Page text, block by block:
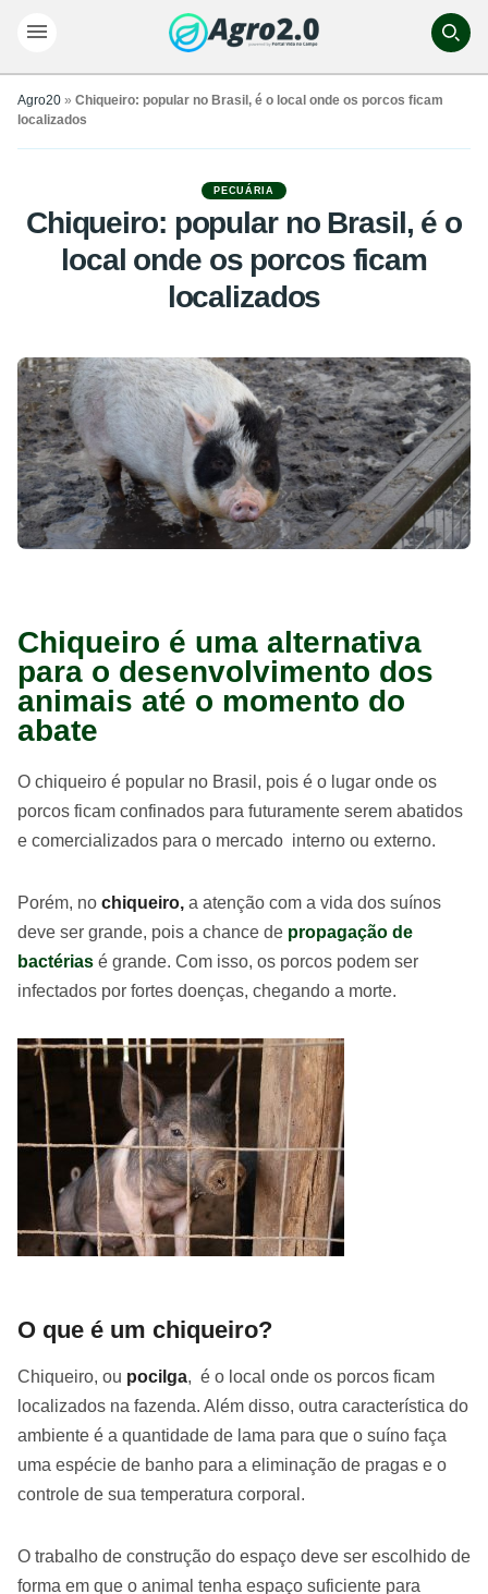
Agro20 » Chiqueiro: popular no Brasil, é o local onde os porcos ficam
localizados
PECUÁRIA
Chiqueiro: popular no Brasil, é o
local onde os porcos ficam
localizados
Chiqueiro é uma alternativa
para o desenvolvimento dos
animais até o momento do
abate
O chiqueiro é popular no Brasil, pois é o lugar onde os
porcos ficam confinados para futuramente serem abatidos
e comercializados para o mercado interno ou externo.
Porém, no chiqueiro, a atenção com a vida dos suínos
deve ser grande, pois a chance de propagação de
bactérias é grande. Com isso, os porcos podem ser
infectados por fortes doenças, chegando a morte.
O que é um chiqueiro?
Chiqueiro, ou pocilga, é o local onde os porcos ficam
localizados na fazenda. Além disso, outra característica do
ambiente é a quantidade de lama para que o suíno faça
uma espécie de banho para a eliminação de pragas e o
controle de sua temperatura corporal.
O trabalho de construção do espaço deve ser escolhido de
forma em que o animal tenha espaço suficiente para